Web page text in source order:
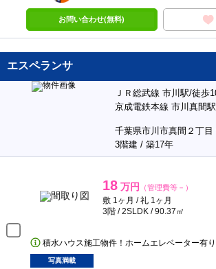
お問い合わせ(無料)
エスペランサ
ＪＲ総武線 市川駅/徒歩
京成電鉄本線 市川真間
千葉県市川市真間２丁目
3階建 / 築17年
18 万円 （管理費等－）
敷 1ヶ月 / 礼 1ヶ月
3階 / 2SLDK / 90.37㎡
積水ハウス施工物件！ホームエレベーター有り
写真満載